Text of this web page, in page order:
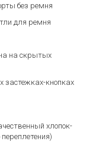
без ремня
для ремня
на скрытых
кнопках
хлопок-